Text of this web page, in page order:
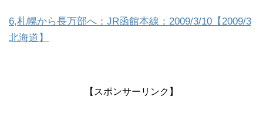
6,札幌から長万部へ：JR函館本線：2009/3/10【2009/3
北海道】
【スポンサーリンク】